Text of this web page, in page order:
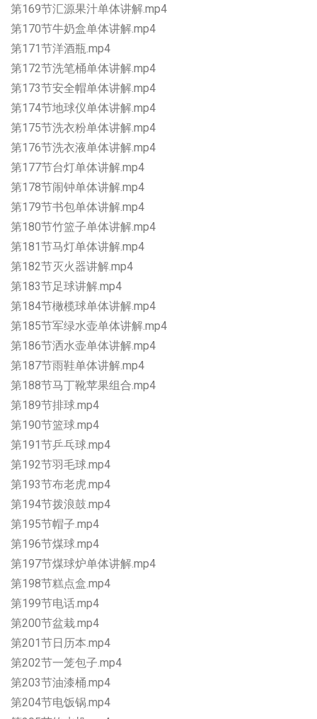
第169节汇源果汁单体讲解.mp4
第170节牛奶盒单体讲解.mp4
第171节洋酒瓶.mp4
第172节洗笔桶单体讲解.mp4
第173节安全帽单体讲解.mp4
第174节地球仪单体讲解.mp4
第175节洗衣粉单体讲解.mp4
第176节洗衣液单体讲解.mp4
第177节台灯单体讲解.mp4
第178节闹钟单体讲解.mp4
第179节书包单体讲解.mp4
第180节竹篮子单体讲解.mp4
第181节马灯单体讲解.mp4
第182节灭火器讲解.mp4
第183节足球讲解.mp4
第184节橄榄球单体讲解.mp4
第185节军绿水壶单体讲解.mp4
第186节洒水壶单体讲解.mp4
第187节雨鞋单体讲解.mp4
第188节马丁靴苹果组合.mp4
第189节排球.mp4
第190节篮球.mp4
第191节乒乓球.mp4
第192节羽毛球.mp4
第193节布老虎.mp4
第194节拨浪鼓.mp4
第195节帽子.mp4
第196节煤球.mp4
第197节煤球炉单体讲解.mp4
第198节糕点盒.mp4
第199节电话.mp4
第200节盆栽.mp4
第201节日历本.mp4
第202节一笼包子.mp4
第203节油漆桶.mp4
第204节电饭锅.mp4